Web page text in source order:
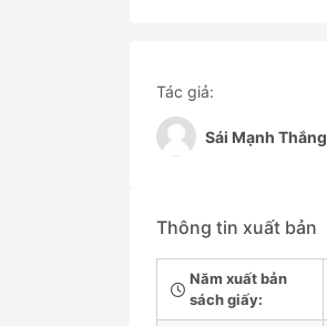
Tác giả:
Sái Mạnh Thắng
Thông tin xuất bản
Năm xuất bản
sách giấy: